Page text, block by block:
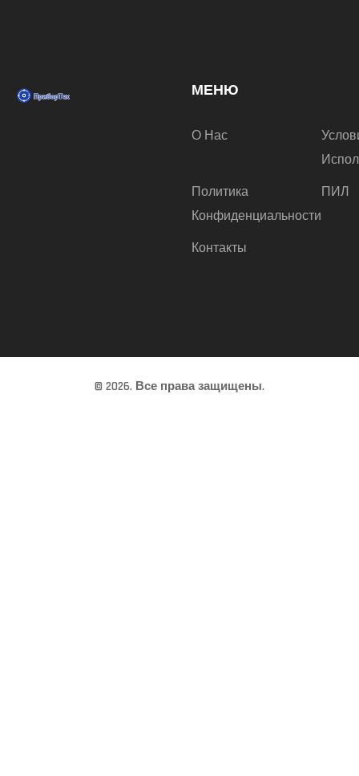
МЕНЮ
О Нас
Политика
Конфиденциальности
ПИЛ
Контакты
© 2026. Все права защищены.